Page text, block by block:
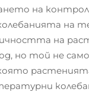
на
на
на
но той не само
която